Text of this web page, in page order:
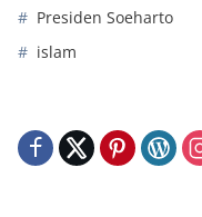
Presiden Soeharto
islam